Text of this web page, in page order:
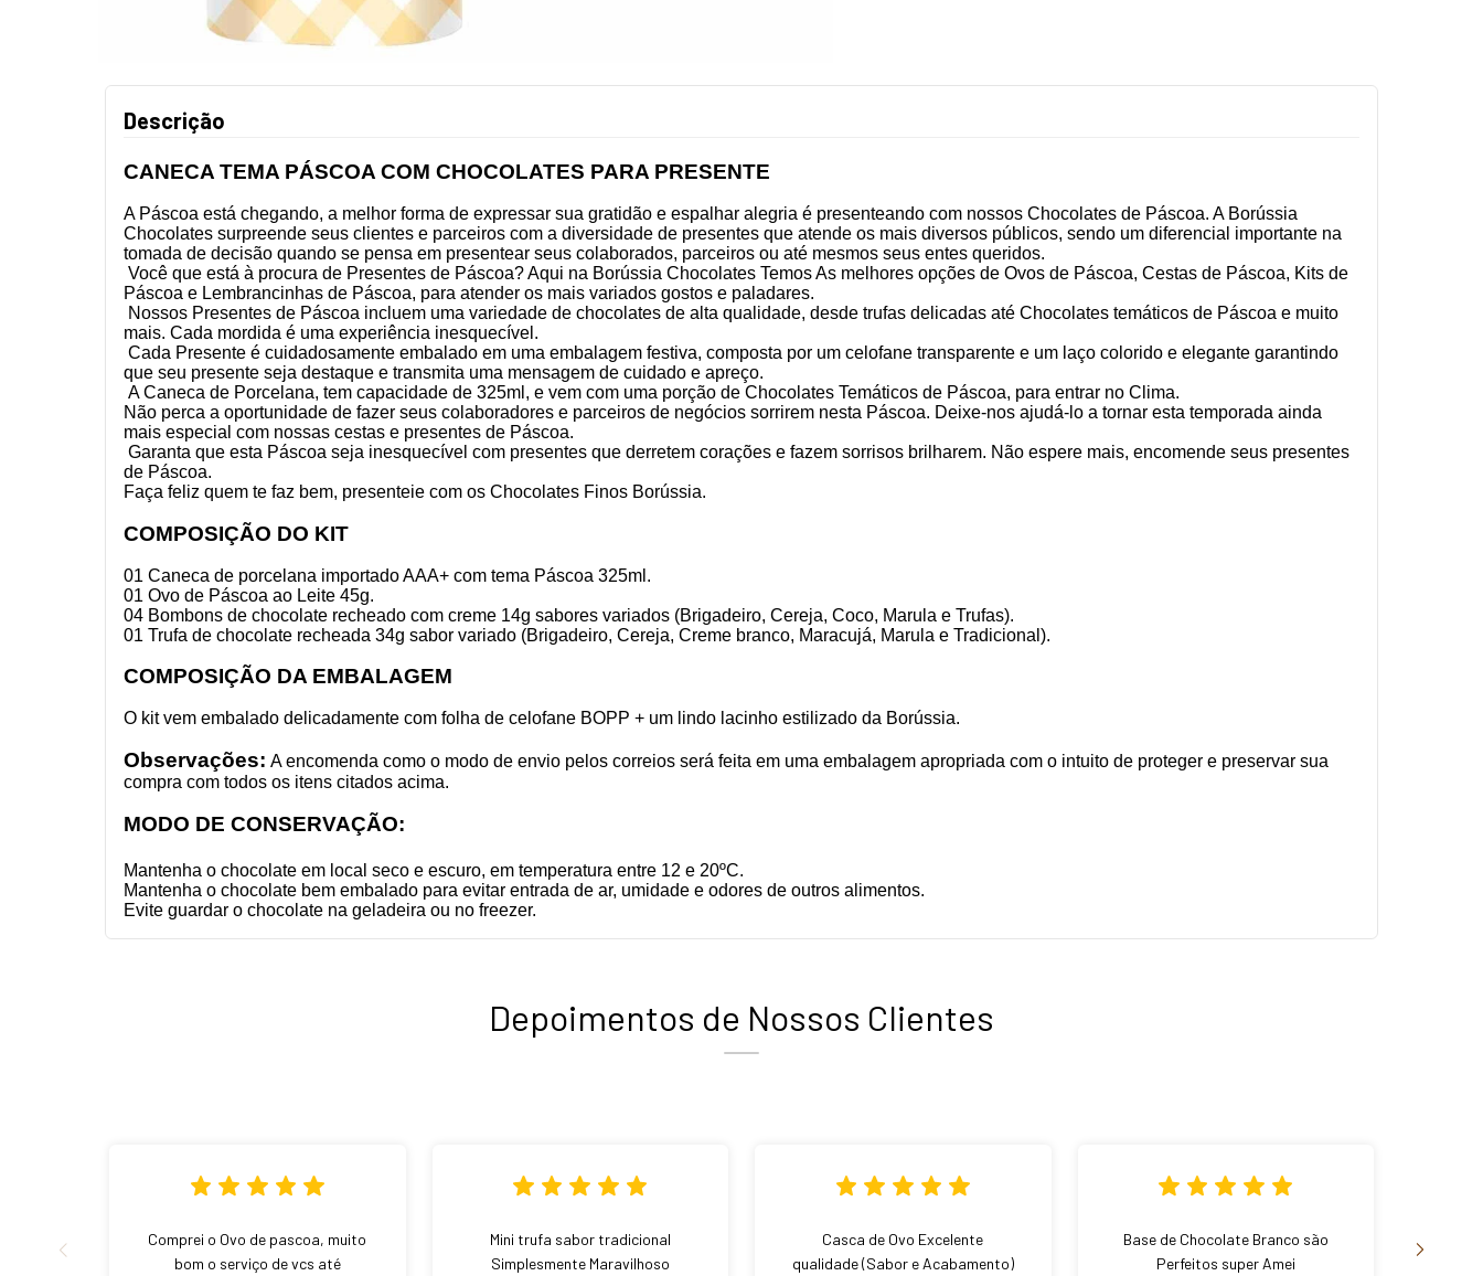
Descrição
CANECA TEMA PÁSCOA COM CHOCOLATES PARA PRESENTE
A Páscoa está chegando, a melhor forma de expressar sua gratidão e espalhar alegria é presenteando com nossos Chocolates de Páscoa. A Borússia
Chocolates surpreende seus clientes e parceiros com a diversidade de presentes que atende os mais diversos públicos, sendo um diferencial importante na
tomada de decisão quando se pensa em presentear seus colaborados, parceiros ou até mesmos seus entes queridos.
Você que está à procura de Presentes de Páscoa? Aqui na Borússia Chocolates Temos As melhores opções de Ovos de Páscoa, Cestas de Páscoa, Kits de
Páscoa e Lembrancinhas de Páscoa, para atender os mais variados gostos e paladares.
Nossos Presentes de Páscoa incluem uma variedade de chocolates de alta qualidade, desde trufas delicadas até Chocolates temáticos de Páscoa e muito
mais. Cada mordida é uma experiência inesquecível.
Cada Presente é cuidadosamente embalado em uma embalagem festiva, composta por um celofane transparente e um laço colorido e elegante garantindo
que seu presente seja destaque e transmita uma mensagem de cuidado e apreço.
A Caneca de Porcelana, tem capacidade de 325ml, e vem com uma porção de Chocolates Temáticos de Páscoa, para entrar no Clima.
Não perca a oportunidade de fazer seus colaboradores e parceiros de negócios sorrirem nesta Páscoa. Deixe-nos ajudá-lo a tornar esta temporada ainda
mais especial com nossas cestas e presentes de Páscoa.
Garanta que esta Páscoa seja inesquecível com presentes que derretem corações e fazem sorrisos brilharem. Não espere mais, encomende seus presentes
de Páscoa.
Faça feliz quem te faz bem, presenteie com os Chocolates Finos Borússia.
COMPOSIÇÃO DO KIT
01 Caneca de porcelana importado AAA+ com tema Páscoa 325ml.
01 Ovo de Páscoa ao Leite 45g.
04 Bombons de chocolate recheado com creme 14g sabores variados (Brigadeiro, Cereja, Coco, Marula e Trufas).
01 Trufa de chocolate recheada 34g sabor variado (Brigadeiro, Cereja, Creme branco, Maracujá, Marula e Tradicional).
COMPOSIÇÃO DA EMBALAGEM
O kit vem embalado delicadamente com folha de celofane BOPP + um lindo lacinho estilizado da Borússia.
Observações: A encomenda como o modo de envio pelos correios será feita em uma embalagem apropriada com o intuito de proteger e preservar sua
compra com todos os itens citados acima.
MODO DE CONSERVAÇÃO:
Mantenha o chocolate em local seco e escuro, em temperatura entre 12 e 20ºC.
Mantenha o chocolate bem embalado para evitar entrada de ar, umidade e odores de outros alimentos.
Evite guardar o chocolate na geladeira ou no freezer.
Depoimentos de Nossos Clientes
Comprei o Ovo de pascoa, muito
bom o serviço de vcs até
Mini trufa sabor tradicional
Simplesmente Maravilhoso
Casca de Ovo Excelente
qualidade (Sabor e Acabamento)
Base de Chocolate Branco são
Perfeitos super Amei